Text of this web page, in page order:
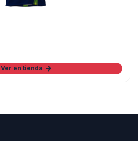
Ver en tienda